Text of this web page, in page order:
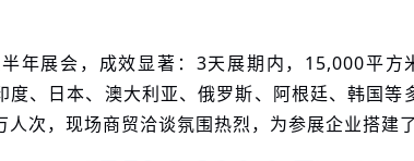
年展会，成效显著：3天展期内，15,000平
度、日本、澳大利亚、俄罗斯、阿根廷、韩国
人次，现场商贸洽谈氛围热烈，为参展企业搭建